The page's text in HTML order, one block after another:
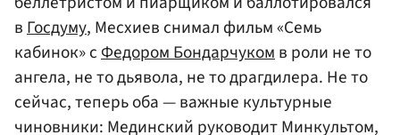
вГосдуму, Месхиев снимал фильм «Семь
кабинок» сФедором Бондарчукомв роли не то
ангела, не то дьявола, не то драгдилера. Не то
сейчас, теперь оба — важные культурные
чиновники: Мединский руководит Минкультом,